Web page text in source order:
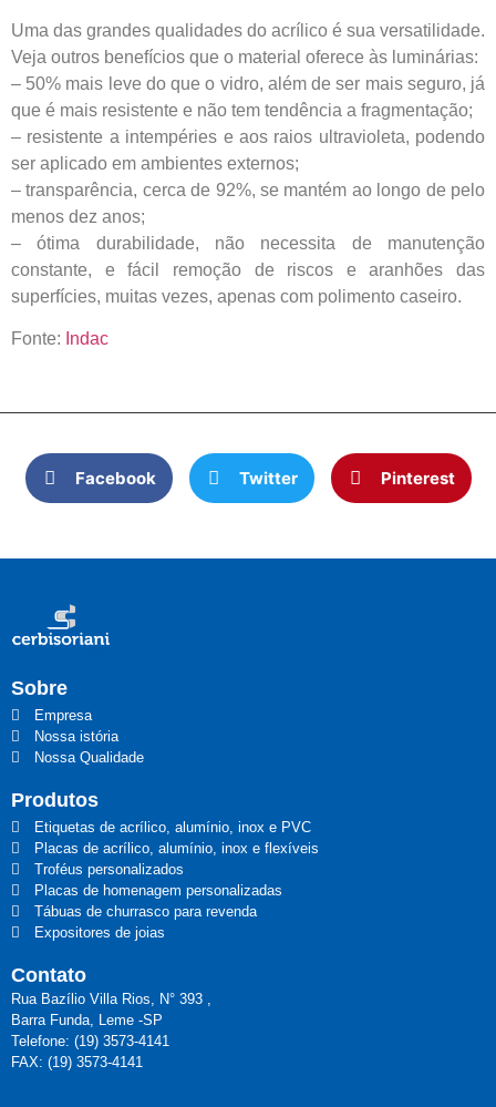
Uma das grandes qualidades do acrílico é sua versatilidade.
Veja outros benefícios que o material oferece às luminárias:
– 50% mais leve do que o vidro, além de ser mais seguro, já
que é mais resistente e não tem tendência a fragmentação;
– resistente a intempéries e aos raios ultravioleta, podendo
ser aplicado em ambientes externos;
– transparência, cerca de 92%, se mantém ao longo de pelo
menos dez anos;
– ótima durabilidade, não necessita de manutenção
constante, e fácil remoção de riscos e aranhões das
superfícies, muitas vezes, apenas com polimento caseiro.
Fonte: Indac
Facebook Twitter Pinterest
Sobre
Empresa
Nossa istória
Nossa Qualidade
Produtos
Etiquetas de acrílico, alumínio, inox e PVC
Placas de acrílico, alumínio, inox e flexíveis
Troféus personalizados
Placas de homenagem personalizadas
Tábuas de churrasco para revenda
Expositores de joias
Contato
Rua Bazílio Villa Rios, N° 393 ,
Barra Funda, Leme -SP
Telefone: (19) 3573-4141
FAX: (19) 3573-4141